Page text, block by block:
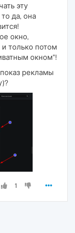
эту
да, она
окно,
только потом
окном"!
рекламы
1